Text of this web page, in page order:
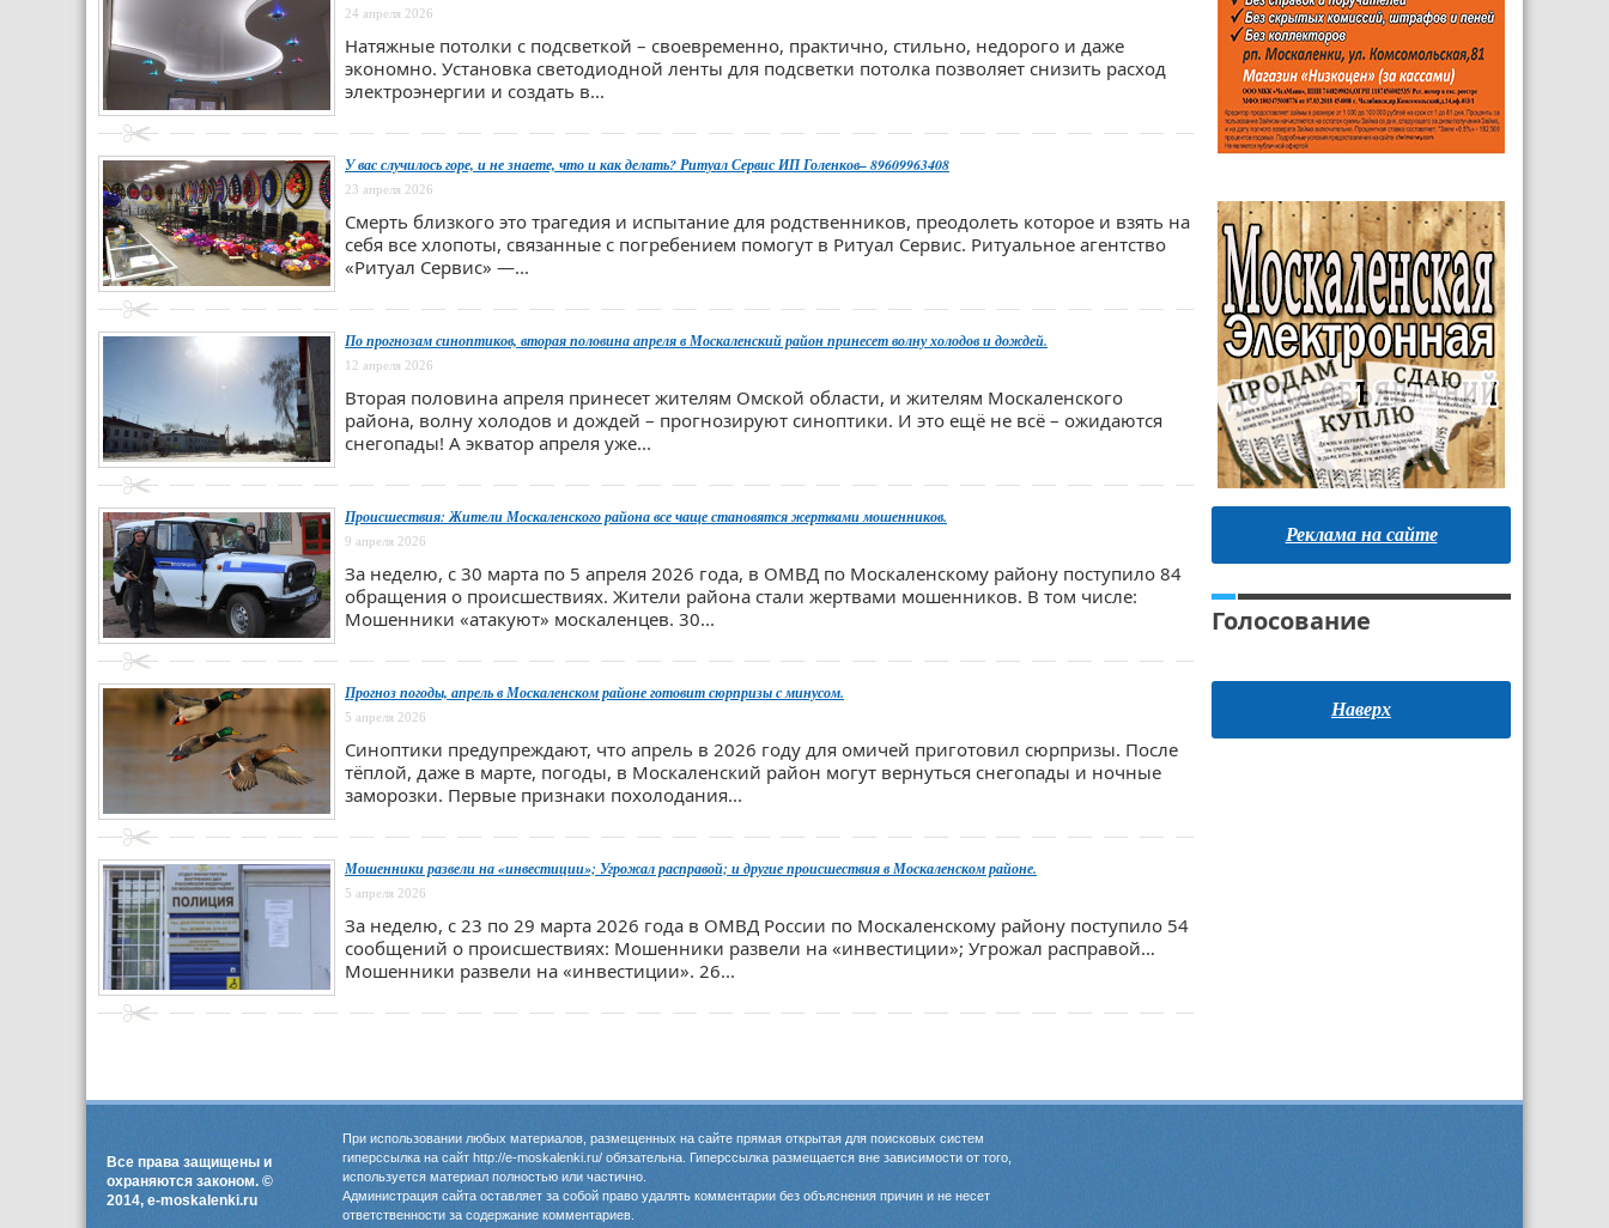
24 апреля 2026
Натяжные потолки с подсветкой – своевременно, практично, стильно, недорого и даже
экономно. Установка светодиодной ленты для подсветки потолка позволяет снизить расход
электроэнергии и создать в...
У вас случилось горе, и не знаете, что и как делать? Ритуал Сервис ИП Голенков– 89609963408
23 апреля 2026
Смерть близкого это трагедия и испытание для родственников, преодолеть которое и взять на
себя все хлопоты, связанные с погребением помогут в Ритуал Сервис. Ритуальное агентство
«Ритуал Сервис» —...
По прогнозам синоптиков, вторая половина апреля в Москаленский район принесет волну холодов и дождей.
12 апреля 2026
Вторая половина апреля принесет жителям Омской области, и жителям Москаленского
района, волну холодов и дождей – прогнозируют синоптики. И это ещё не всё – ожидаются
снегопады! А экватор апреля уже...
Происшествия: Жители Москаленского района все чаще становятся жертвами мошенников.
9 апреля 2026
За неделю, с 30 марта по 5 апреля 2026 года, в ОМВД по Москаленскому району поступило 84
обращения о происшествиях. Жители района стали жертвами мошенников. В том числе:
Мошенники «атакуют» москаленцев. 30...
Прогноз погоды, апрель в Москаленском районе готовит сюрпризы с минусом.
5 апреля 2026
Синоптики предупреждают, что апрель в 2026 году для омичей приготовил сюрпризы. После
тёплой, даже в марте, погоды, в Москаленский район могут вернуться снегопады и ночные
заморозки. Первые признаки похолодания...
Мошенники развели на «инвестиции»; Угрожал расправой; и другие происшествия в Москаленском районе.
5 апреля 2026
За неделю, с 23 по 29 марта 2026 года в ОМВД России по Москаленскому району поступило 54
сообщений о происшествиях: Мошенники развели на «инвестиции»; Угрожал расправой…
Мошенники развели на «инвестиции». 26...
Реклама на сайте
Голосование
Наверх
Все права защищены и
охраняются законом. ©
2014, e-moskalenki.ru
При использовании любых материалов, размещенных на сайте прямая открытая для поисковых систем
гиперссылка на сайт http://e-moskalenki.ru/ обязательна. Гиперссылка размещается вне зависимости от того,
используется материал полностью или частично.
Администрация сайта оставляет за собой право удалять комментарии без объяснения причин и не несет
ответственности за содержание комментариев.